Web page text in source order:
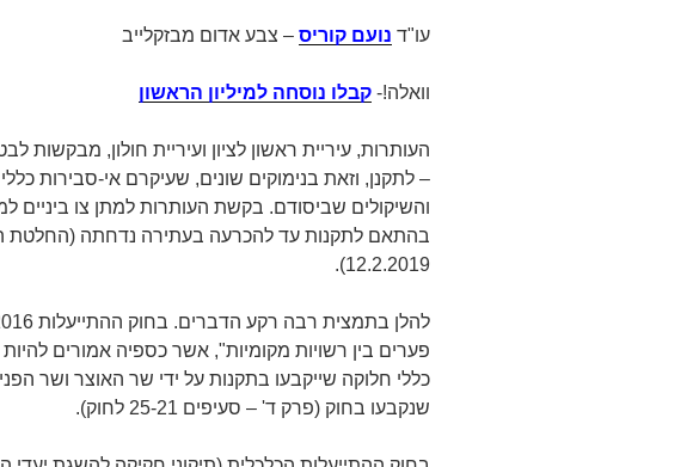
עו"ד נועם קוריס – צבע אדום מבזקלייב
וואלה!- קבלו נוסחה למיליון הראשון
העותרות, עיריית ראשון לציון ועיריית חולון, מבקשות
– לתקנן, וזאת בנימוקים שונים, שעיקרם אי-סבירות
והשיקולים שביסודם. בקשת העותרות למתן צו ביניים
בהתאם לתקנות עד להכרעה בעתירה נדחתה (החלטת
12.2.2019).
פערים בין רשויות מקומיות", אשר כספיה אמורים
כללי חלוקה שייקבעו בתקנות על ידי שר האוצר ושר
שנקבעו בחוק (פרק ד' – סעיפים 25-21 לחוק).